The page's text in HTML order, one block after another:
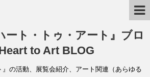
ート・トゥ・アート』ブロ
to Art BLOG
』の活動、展覧会紹介、アート関連（あらゆる